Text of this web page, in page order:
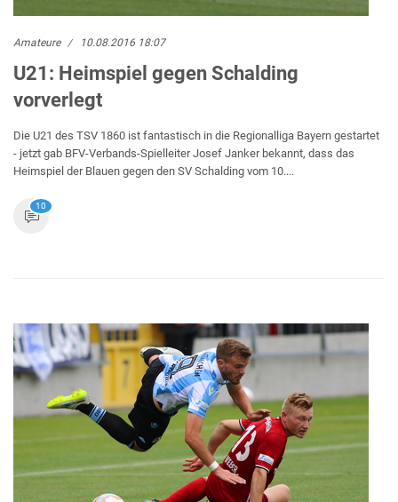
Amateure 10.08.2016 18:07
U21: Heimspiel gegen Schalding
vorverlegt
Die U21 des TSV 1860 ist fantastisch in die Regionalliga Bayern gestartet
- jetzt gab BFV-Verbands-Spielleiter Josef Janker bekannt, dass das
Heimspiel der Blauen gegen den SV Schalding vom 10....
10